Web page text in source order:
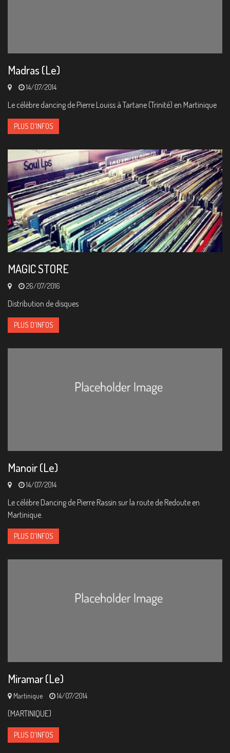
Madras (Le)
14/07/2014
Le célèbre dancing de Pierre Louiss à Tartane (Trinité) en Martinique
PLUS D'INFOS
MAGIC STORE
26/07/2016
Distribution de disques
PLUS D'INFOS
Manoir (Le)
14/07/2014
Le célèbre Dancing de Pierre Rassin sur la route de Redoute en
Martinique.
PLUS D'INFOS
Miramar (Le)
Martinique 14/07/2014
(MARTINIQUE)
PLUS D'INFOS